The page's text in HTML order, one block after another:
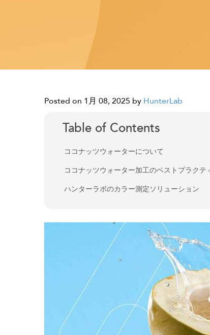
Posted on 1月 08, 2025 by HunterLab
Table of Contents
ココナッツウォーターについて
ココナッツウォーター加工のベストプラクテ
ハンターラボのカラー測定ソリューション